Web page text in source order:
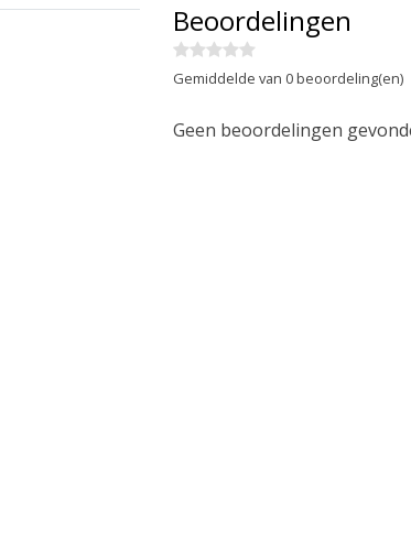
Beoordelingen
Gemiddelde van 0 beoordeling(en)
Geen beoordelingen